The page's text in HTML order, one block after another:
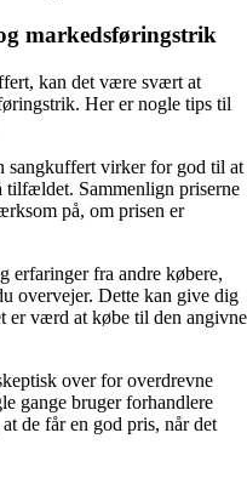
markedsføringstrik
kan det være svært at
Her er nogle tips til
sangkuffert virker for god til at
tilfældet. Sammenlign priserne
på, om prisen er
erfaringer fra andre købere,
overvejer. Dette kan give dig
er værd at købe til den angivne
over for overdrevne
gange bruger forhandlere
de får en god pris, når det